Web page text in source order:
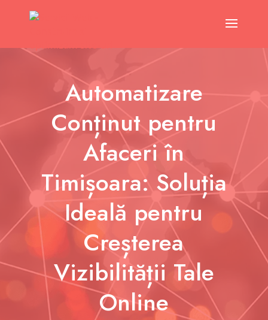
Automatizare
Conținut pentru
Afaceri în
Timișoara: Soluția
Ideală pentru
Creșterea
Vizibilității Tale
Online